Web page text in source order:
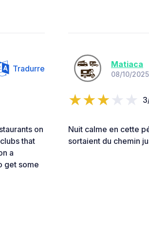
Tradurre
on
that
a
get some
Matiaca
08/10/2025
Nuit calme en cette
sortaient du chemin